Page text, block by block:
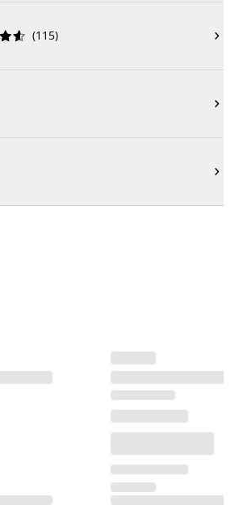


 (115) 

